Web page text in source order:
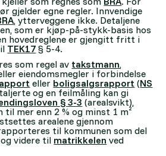
gjelder egne regler. Innvendige
, ytterveggene ikke. Detaljene
som er kjøp-på-stykk-basis hos
hovedreglene er gjengitt fritt i
TEK17 § 5-4.
som regel av takstmann,
eiendomsmegler i forbindelse
eller boligsalgsrapport (NS
og en feilmåling kan gi
§ 3-3 (arealsvikt),
mer enn 2 % og minst 1 m²
arealene gjennom
til kommunen som del
og videre til matrikkelen ved